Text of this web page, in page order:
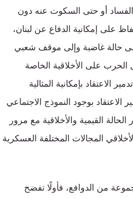
الفساد أو حتى السكوت عنه دون
على إمكانية الدفاع عن لبنان،
إلى حالة غاضبة وإلى موقف شعبي
على الأخلاقية الخاصة
الاعتقاد بإمكانية المثالية
الاعتقاد بوجود النموذج الاجتماعي
الحالة القيمية والأخلاقية مع مرور
المجالات المختلفة العسكرية
من الدوافع، فأولًا تفضح